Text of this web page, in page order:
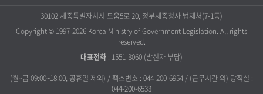
30102 세종특별자치시 도움5로 20, 정부세종청사 법제처(7-1동)
Copyright © 1997-2026 Korea Ministry of Government Legislation. All rights
reserved.
대표전화 : 1551-3060 (발신자 부담)
(월~금 09:00~18:00, 공휴일 제외) / 팩스번호 : 044-200-6954 / (근무시간 외) 당직실 :
044-200-6533